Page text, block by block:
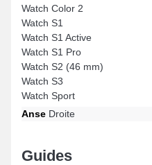
Watch Color 2
Watch S1
Watch S1 Active
Watch S1 Pro
Watch S2 (46 mm)
Watch S3
Watch Sport
Anse Droite
Guides